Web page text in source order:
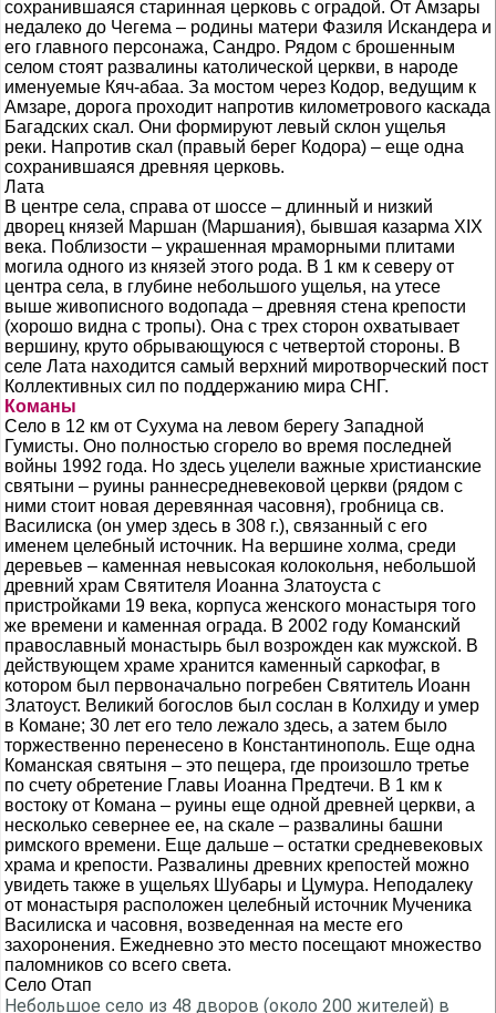
сохранившаяся старинная церковь с оградой. От Амзары
недалеко до Чегема – родины матери Фазиля Искандера и
его главного персонажа, Сандро. Рядом с брошенным
селом стоят развалины католической церкви, в народе
именуемые Кяч-абаа. За мостом через Кодор, ведущим к
Амзаре, дорога проходит напротив километрового каскада
Багадских скал. Они формируют левый склон ущелья
реки. Напротив скал (правый берег Кодора) – еще одна
сохранившаяся древняя церковь.
Лата
В центре села, справа от шоссе – длинный и низкий
дворец князей Маршан (Маршания), бывшая казарма XIX
века. Поблизости – украшенная мраморными плитами
могила одного из князей этого рода. В 1 км к северу от
центра села, в глубине небольшого ущелья, на утесе
выше живописного водопада – древняя стена крепости
(хорошо видна с тропы). Она с трех сторон охватывает
вершину, круто обрывающуюся с четвертой стороны. В
селе Лата находится самый верхний миротворческий пост
Коллективных сил по поддержанию мира СНГ.
Команы
Село в 12 км от Сухума на левом берегу Западной
Гумисты. Оно полностью сгорело во время последней
войны 1992 года. Но здесь уцелели важные христианские
святыни – руины раннесредневековой церкви (рядом с
ними стоит новая деревянная часовня), гробница св.
Василиска (он умер здесь в 308 г.), связанный с его
именем целебный источник. На вершине холма, среди
деревьев – каменная невысокая колокольня, небольшой
древний храм Святителя Иоанна Златоуста с
пристройками 19 века, корпуса женского монастыря того
же времени и каменная ограда. В 2002 году Команский
православный монастырь был возрожден как мужской. В
действующем храме хранится каменный саркофаг, в
котором был первоначально погребен Святитель Иоанн
Златоуст. Великий богослов был сослан в Колхиду и умер
в Комане; 30 лет его тело лежало здесь, а затем было
торжественно перенесено в Константинополь. Еще одна
Команская святыня – это пещера, где произошло третье
по счету обретение Главы Иоанна Предтечи. В 1 км к
востоку от Комана – руины еще одной древней церкви, а
несколько севернее ее, на скале – развалины башни
римского времени. Еще дальше – остатки средневековых
храма и крепости. Развалины древних крепостей можно
увидеть также в ущельях Шубары и Цумура. Неподалеку
от монастыря расположен целебный источник Мученика
Василиска и часовня, возведенная на месте его
захоронения. Ежедневно это место посещают множество
паломников со всего света.
Село Отап
Небольшое село из 48 дворов (около 200 жителей) в